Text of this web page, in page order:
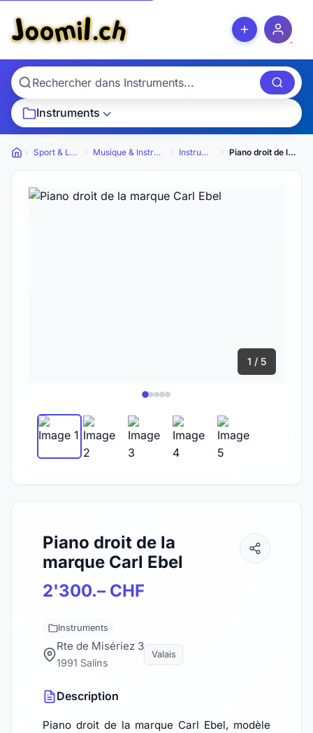
Instruments
Petites annonces
Sport & Loisirs Musique & Instruments Instruments Piano droit de la marque Carl Ebel
1 / 5
Piano droit de la
marque Carl Ebel
2'300.– CHF
Instruments
Rte de Misériez 3
1991 Salins
Valais
Description
Piano droit de la marque Carl Ebel, modèle